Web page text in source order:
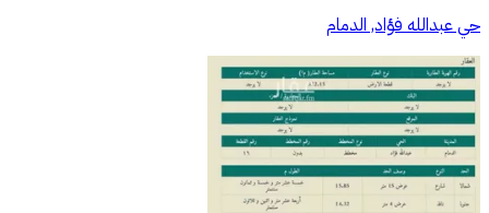
حي عبدالله فؤاد, الدمام